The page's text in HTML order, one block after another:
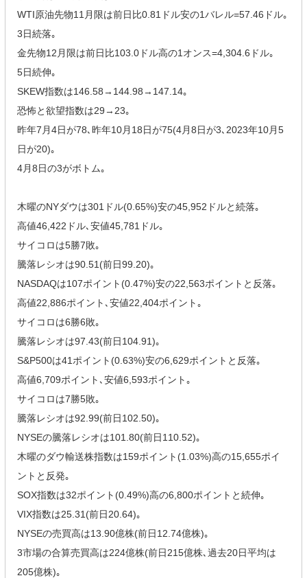
WTI原油先物11月限は前日比0.81ドル安の1バレル=57.46ドル｡
3日続落｡
金先物12月限は前日比103.0ドル高の1オンス=4,304.6ドル｡
5日続伸｡
SKEW指数は146.58→144.98→147.14｡
恐怖と欲望指数は29→23｡
昨年7月4日が78､昨年10月18日が75(4月8日が3､2023年10月5
日が20)｡
4月8日の3がボトム｡
木曜のNYダウは301ドル(0.65%)安の45,952ドルと続落｡
高値46,422ドル､安値45,781ドル｡
サイコロは5勝7敗｡
騰落レシオは90.51(前日99.20)｡
NASDAQは107ポイント(0.47%)安の22,563ポイントと反落｡
高値22,886ポイント､安値22,404ポイント｡
サイコロは6勝6敗｡
騰落レシオは97.43(前日104.91)｡
S&P500は41ポイント(0.63%)安の6,629ポイントと反落｡
高値6,709ポイント､安値6,593ポイント｡
サイコロは7勝5敗｡
騰落レシオは92.99(前日102.50)｡
NYSEの騰落レシオは101.80(前日110.52)｡
木曜のダウ輸送株指数は159ポイント(1.03%)高の15,655ポイ
ントと反発｡
SOX指数は32ポイント(0.49%)高の6,800ポイントと続伸｡
VIX指数は25.31(前日20.64)｡
NYSEの売買高は13.90億株(前日12.74億株)｡
3市場の合算売買高は224億株(前日215億株､過去20日平均は
205億株)｡